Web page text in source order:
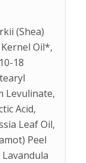
(Shea)
Oil*,
18
Levulinate,
Acid,
Leaf Oil,
Peel